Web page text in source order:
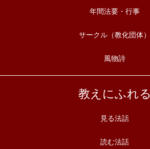
年間法要・行事
サークル（教化団体）
風物詩
教えにふれる
見る法話
読む法話